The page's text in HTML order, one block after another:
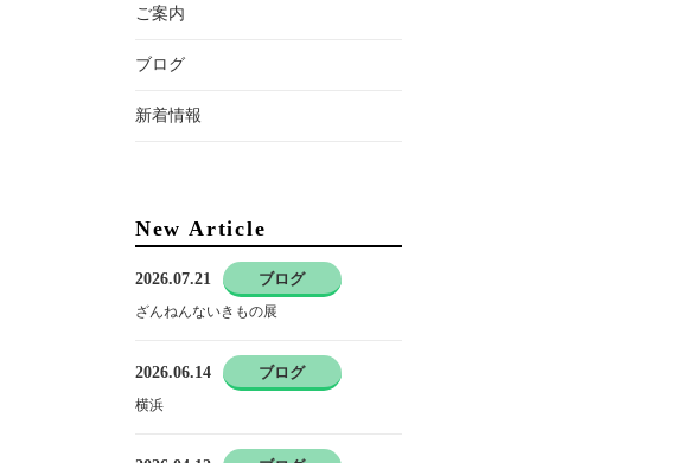
ご案内
ブログ
新着情報
New Article
2026.07.21 ブログ
ざんねんないきもの展
2026.06.14 ブログ
横浜